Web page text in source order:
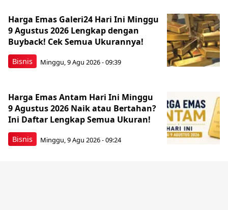
Bisnis
Harga Emas Galeri24 Hari Ini Minggu
9 Agustus 2026 Lengkap dengan
Buyback! Cek Semua Ukurannya!
Minggu, 9 Agu 2026 - 09:39
Bisnis
Harga Emas Antam Hari Ini Minggu
9 Agustus 2026 Naik atau Bertahan?
Ini Daftar Lengkap Semua Ukuran!
Minggu, 9 Agu 2026 - 09:24